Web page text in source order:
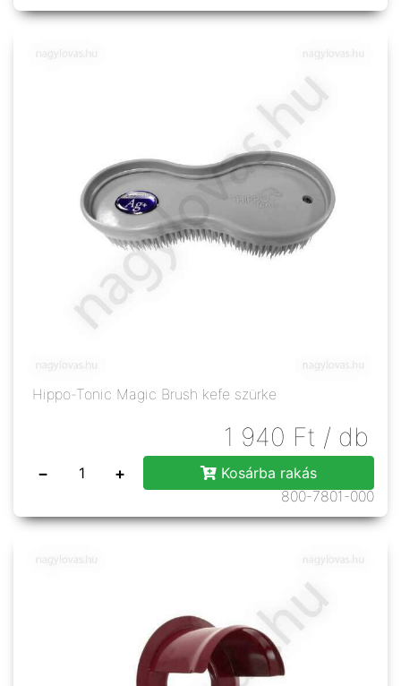
Hippo-Tonic Magic Brush kefe szürke
1 940 Ft / db
− +
Kosárba rakás
800-7801-000